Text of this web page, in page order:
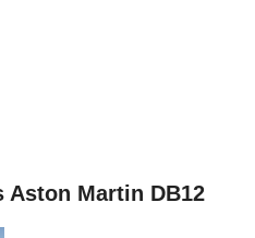
Martin DB12